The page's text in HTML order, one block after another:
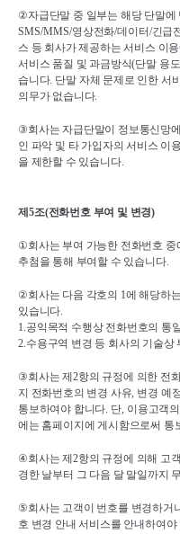
②
SMS/MMS/영상전화/데이터/긴급
스 등 회사가 제공하는 서비스 이
서비스 품질 및 과금방식(단말 용
습니다. 단말 자체 문제로 인한 서
의무가 없습니다.
③회사는 자급단말이 정보통신망
인 파악 및 타 가입자의 서비스 이
을 제한할 수 있습니다.
제 5조(전화번호 부여 및 변경)
①회사는 부여 가능한 전화번호
추첨을 통해 부여할 수 있습니다.
②회사는 다음 각호의 1에 해당하
있습니다.
1.공익목적 수행상 전화번호의 통
2.수용구역 변경 등 회사의 기술상
③회사는 제 2항의 규정에 의한 전
지 전화번호의 변경 사유, 변경 예
통보하여야 합니다. 단, 이용고객
에는 홈페이지에 게시함으로써 통
④회사는 제 2항의 규정에 의해 고
경한 날부터 그 다음 달 말일까지
⑤회사는 고객이 번호를 변경하거
호 변경 안내 서비스를 안내하여야